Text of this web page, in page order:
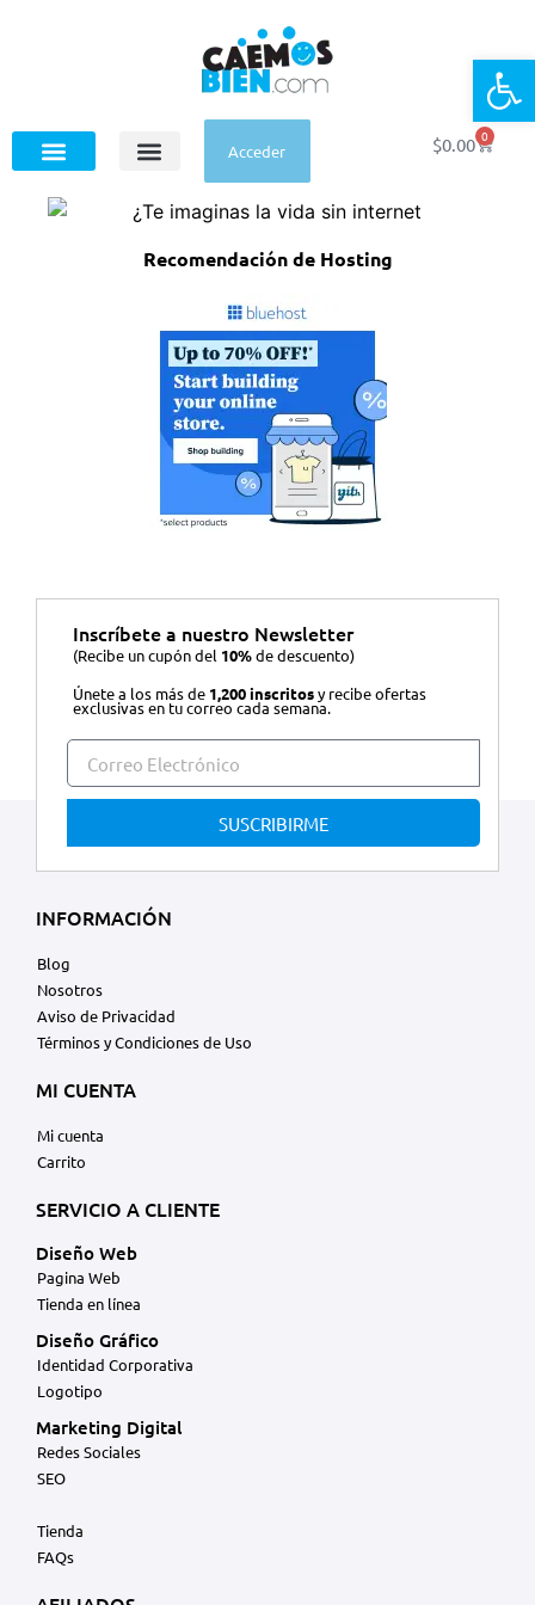
Acceder $0.00 0
Recomendación de Hosting
Inscríbete a nuestro Newsletter
(Recibe un cupón del 10%de descuento)
Únete a los más de 1,200 inscritosy recibe ofertas
exclusivas en tu correo cada semana.
SUSCRIBIRME
INFORMACIÓN
Blog
Nosotros
Aviso de Privacidad
Términos y Condiciones de Uso
MI CUENTA
Mi cuenta
Carrito
SERVICIO A CLIENTE
Diseño Web
Pagina Web
Tienda en línea
Diseño Gráfico
Identidad Corporativa
Logotipo
Marketing Digital
Redes Sociales
SEO
Tienda
FAQs